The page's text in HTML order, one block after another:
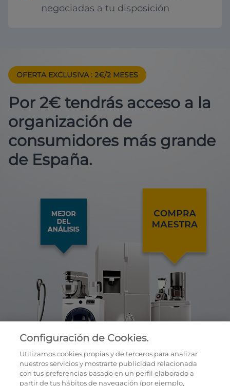
negociadas a tu disposición
OFERTA EXCLUSIVA : 2€/2 MESES
Por 2€ tendrás acceso a la
organización de
consumidores más grande
de España.
Configuración de Cookies.
Utilizamos cookies propias y de terceros para analizar
nuestros servicios y mostrarte publicidad relacionada
con tus preferencias basado en un perfil elaborado a
partir de tus hábitos de navegación (por ejemplo,